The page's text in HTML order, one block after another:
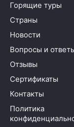
Горящие туры
Страны
Новости
Вопросы и
Отзывы
Сертификаты
Контакты
Политика